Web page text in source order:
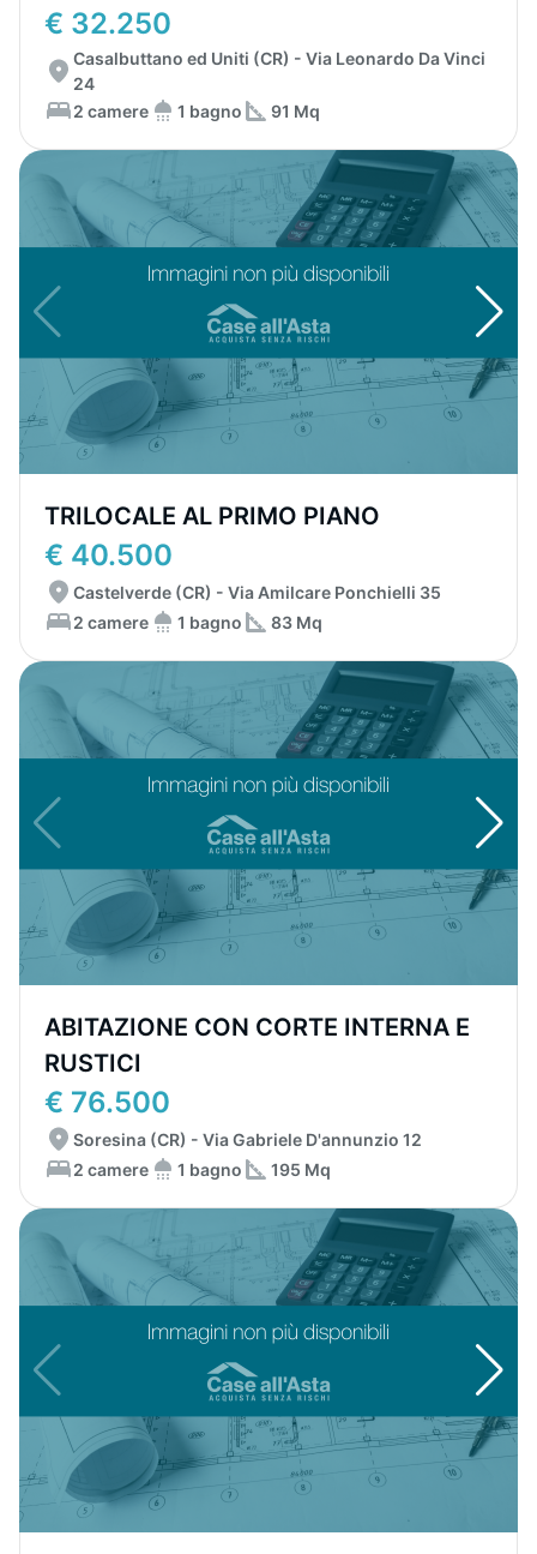
€ 32.250
Casalbuttano ed Uniti (CR) - Via Leonardo Da Vinci
24
2 camere
1 bagno 91 Mq
TRILOCALE AL PRIMO PIANO
€ 40.500
Castelverde (CR) - Via Amilcare Ponchielli 35
2 camere
1 bagno 83 Mq
ABITAZIONE CON CORTE INTERNA E
RUSTICI
€ 76.500
Soresina (CR) - Via Gabriele D'annunzio 12
2 camere
1 bagno 195 Mq